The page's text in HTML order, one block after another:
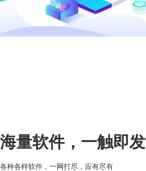
海量软件，一触即发
各种各样软件，一网打尽，应有尽有